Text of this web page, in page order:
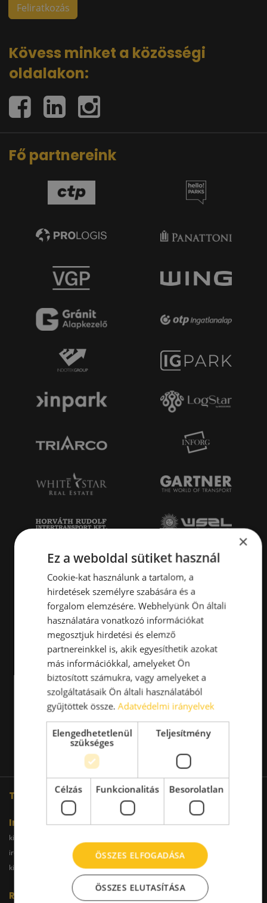
Kövess minket a közösségi
oldalakon:
Fő partnereink
További oldalaink
Iroda
kiadoiroda.info
irodakiadobudapest.hu
kiadoirodabudaors.hu
kiadoirodagyor.hu
Raktár
×
Ez a weboldal sütiket használ
Cookie-kat használunk a tartalom, a
hirdetések személyre szabására és a
forgalom elemzésére. Webhelyünk Ön általi
használatára vonatkozó információkat
megosztjuk hirdetési és elemző
partnereinkkel is, akik egyesíthetik azokat
más információkkal, amelyeket Ön
biztosított számukra, vagy amelyeket a
szolgáltatásaik Ön általi használatából
gyűjtöttek össze.Adatvédelmi irányelvek
Elengedhetetlenül
szükséges
Teljesítmény
Célzás Funkcionalitás Besorolatlan
ÖSSZES ELFOGADÁSA
ÖSSZES ELUTASÍTÁSA